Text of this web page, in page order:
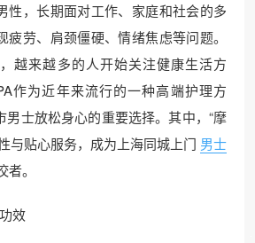
性，长期面对工作、家庭和社会的多
疲劳、肩颈僵硬、情绪焦虑等问题。
越来越多的人开始关注健康生活方
作为近年来流行的一种高端护理方
男士放松身心的重要选择。其中，“摩
与贴心服务，成为上海同城上门 男士
。
效